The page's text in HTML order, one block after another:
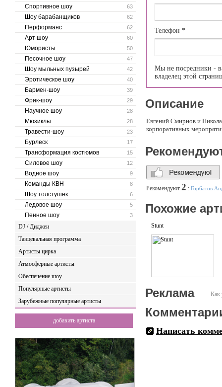
63
Спортивное шоу
62
Шоу барабанщиков
62
Перформанс
60
Арт шоу
50
Юмористы
47
Песочное шоу
42
Шоу мыльных пузырей
40
Эротическое шоу
39
Бармен-шоу
29
Фрик-шоу
28
Научное шоу
28
Мюзиклы
23
Травести-шоу
17
Бурлеск
15
Трансформация костюмов
12
Силовое шоу
9
Водное шоу
8
Команды КВН
6
Шоу толстушек
5
Ледовое шоу
3
Пенное шоу
DJ / Диджеи
Танцевальная программа
Артисты цирка
Атмосферные артисты
Обеспечение шоу
Популярные артисты
Зарубежные популярные артисты
добавить артиста
Телефон *
Мы не посредники -
владелец этой
Описание
Евгений Смирнов и
корпоративных
Рекомендуют 2 : Горбатов
Похожие
Stunt
Как
Реклама
Написать